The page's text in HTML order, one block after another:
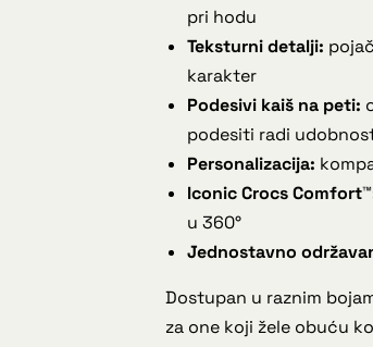
pri hodu
Teksturni detalji:
karakter
Podesivi kaiš na peti:
podesiti radi
Personalizacija:
Iconic Crocs
u 360°
Jednostavno
Dostupan u raznim
za one koji žele obuću